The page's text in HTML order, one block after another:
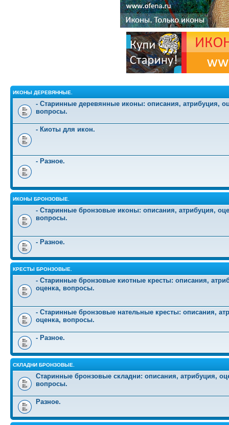
ИКОНЫ ДЕРЕВЯННЫЕ.
- Старинные деревянные иконы: описания, атрибуция,
вопросы.
- Киоты для икон.
- Разное.
ИКОНЫ БРОНЗОВЫЕ.
- Старинные бронзовые иконы: описания, атрибуция,
вопросы.
- Разное.
КРЕСТЫ БРОНЗОВЫЕ.
- Старинные бронзовые киотные кресты: описания,
оценка, вопросы.
- Старинные бронзовые нательные кресты: описания,
оценка, вопросы.
- Разное.
СКЛАДНИ БРОНЗОВЫЕ.
Старинные бронзовые складни: описания, атрибуция,
вопросы.
Разное.